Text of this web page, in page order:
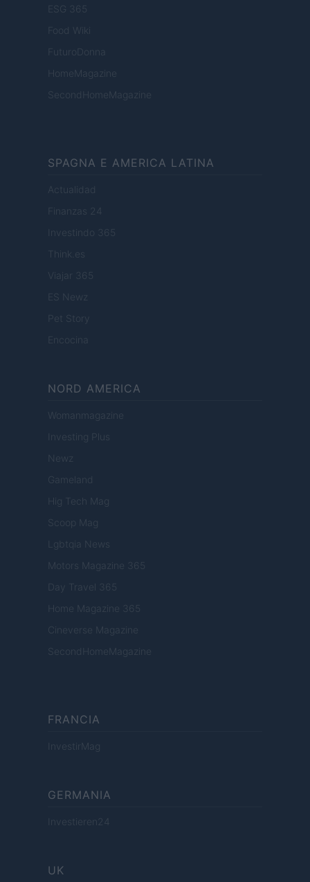
ESG 365
Food Wiki
FuturoDonna
HomeMagazine
SecondHomeMagazine
SPAGNA E AMERICA LATINA
Actualidad
Finanzas 24
Investindo 365
Think.es
Viajar 365
ES Newz
Pet Story
Encocina
NORD AMERICA
Womanmagazine
Investing Plus
Newz
Gameland
Hig Tech Mag
Scoop Mag
Lgbtqia News
Motors Magazine 365
Day Travel 365
Home Magazine 365
Cineverse Magazine
SecondHomeMagazine
FRANCIA
InvestirMag
GERMANIA
Investieren24
UK